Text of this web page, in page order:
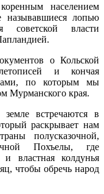
населением
называвшиеся лопью
советской власти
о Кольской
и кончая
по которым мы
Мурманского края.
встречаются в
раскрывает нам
полусказочной,
Похъелы, где
и властная колдунья
чтобы обречь народ